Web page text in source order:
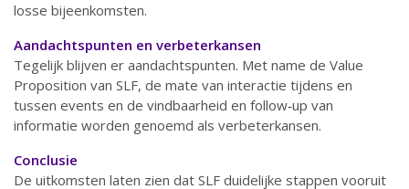
losse bijeenkomsten.
Aandachtspunten en verbeterkansen
Tegelijk blijven er aandachtspunten. Met name de Value
Proposition van SLF, de mate van interactie tijdens en
tussen events en de vindbaarheid en follow‑up van
informatie worden genoemd als verbeterkansen.
Conclusie
De uitkomsten laten zien dat SLF duidelijke stappen vooruit